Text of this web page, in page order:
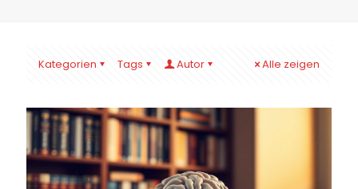
Kategorien Tags Autor Alle zeigen